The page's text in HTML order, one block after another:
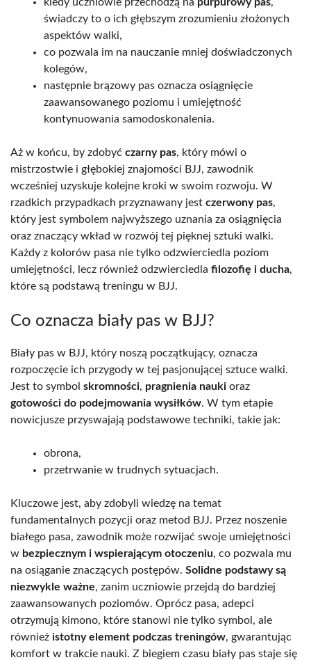
świadczy to o ich głębszym zrozumieniu złożonych
aspektów walki,
co pozwala im na nauczanie mniej doświadczonych
kolegów,
następnie brązowy pas oznacza osiągnięcie
zaawansowanego poziomu i umiejętność
kontynuowania samodoskonalenia.
Aż w końcu, by zdobyć czarny pas, który mówi o
mistrzostwie i głębokiej znajomości BJJ, zawodnik
wcześniej uzyskuje kolejne kroki w swoim rozwoju. W
rzadkich przypadkach przyznawany jest czerwony pas,
który jest symbolem najwyższego uznania za osiągnięcia
oraz znaczący wkład w rozwój tej pięknej sztuki walki.
Każdy z kolorów pasa nie tylko odzwierciedla poziom
umiejętności, lecz również odzwierciedla filozofię i ducha,
które są podstawą treningu w BJJ.
Co oznacza biały pas w BJJ?
Biały pas w BJJ, który noszą początkujący, oznacza
rozpoczęcie ich przygody w tej pasjonującej sztuce walki.
Jest to symbol skromności, pragnienia nauki oraz
gotowości do podejmowania wysiłków. W tym etapie
nowicjusze przyswajają podstawowe techniki, takie jak:
obrona,
przetrwanie w trudnych sytuacjach.
Kluczowe jest, aby zdobyli wiedzę na temat
fundamentalnych pozycji oraz metod BJJ. Przez noszenie
białego pasa, zawodnik może rozwijać swoje umiejętności
w bezpiecznym i wspierającym otoczeniu, co pozwala mu
na osiąganie znaczących postępów. Solidne podstawy są
niezwykle ważne, zanim uczniowie przejdą do bardziej
zaawansowanych poziomów. Oprócz pasa, adepci
otrzymują kimono, które stanowi nie tylko symbol, ale
również istotny element podczas treningów, gwarantując
komfort w trakcie nauki. Z biegiem czasu biały pas staje się